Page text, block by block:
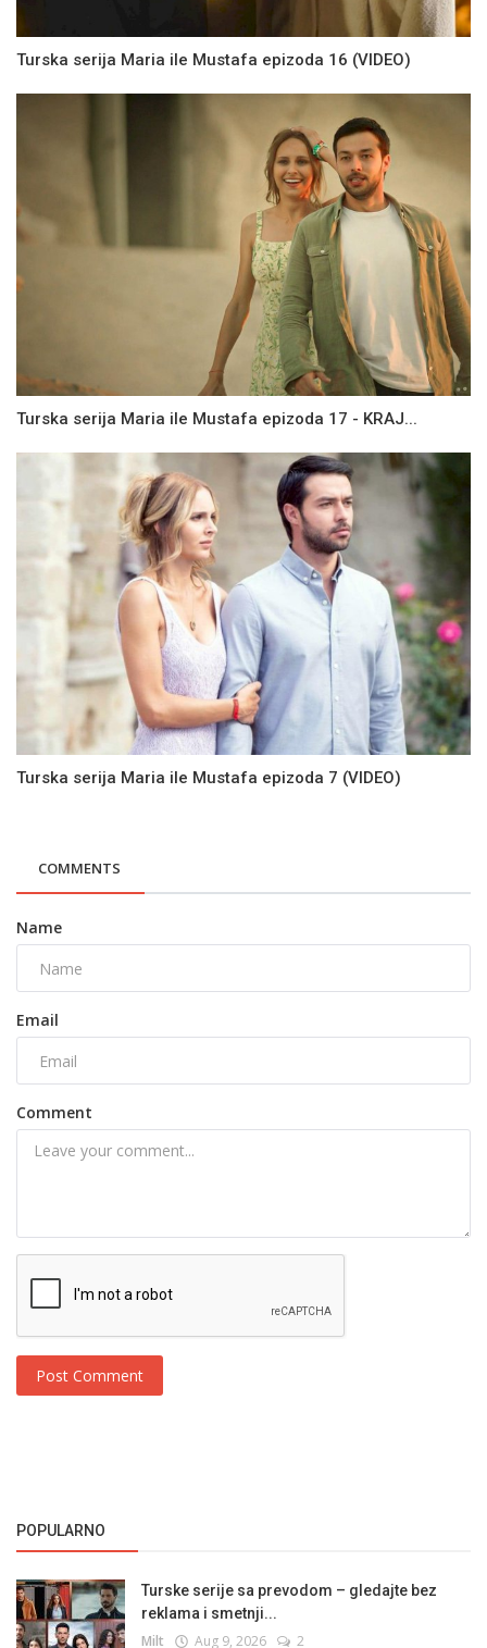
Turska serija Maria ile Mustafa epizoda 16 (VIDEO)
Turska serija Maria ile Mustafa epizoda 17 - KRAJ...
Turska serija Maria ile Mustafa epizoda 7 (VIDEO)
COMMENTS
Name
Email
Comment
Post Comment
POPULARNO
Turske serije sa prevodom – gledajte bez
reklama i smetnji...
Milt Aug 9, 2026 2